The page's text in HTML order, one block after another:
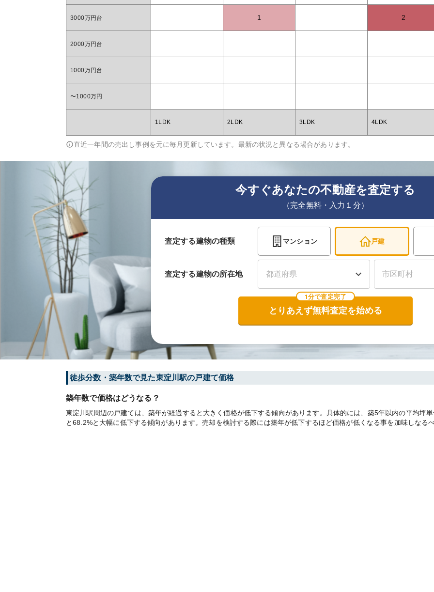
3000万円台 1 2
2000万円台
1000万円台
〜1000万円
1LDK 2LDK 3LDK 4LDK
直近一年間の売出し事例を元に毎月更新しています。最新の状況と異なる場合があります。
今すぐあなたの不動産を査定する
（完全無料・入力１分）
査定する建物の種類 マンション 戸建
査定する建物の所在地
1分で査定完了
とりあえず無料査定を始める
徒歩分数・築年数で見た東淀川駅の戸建て価格
築年数で価格はどうなる？
東淀川駅周辺の戸建ては、築年が経過すると大きく価格が低下する傾向があります。具体的には、築5年以内の平均坪
と68.2%と大幅に低下する傾向があります。売却を検討する際には築年が低下するほど価格が低くなる事を加味しなる